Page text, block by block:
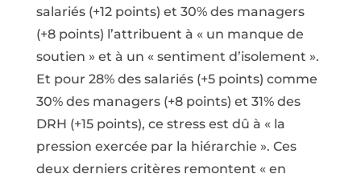
salariés (+12 points) et 30% des managers
(+8 points) l’attribuent à « un manque de
soutien » et à un « sentiment d’isolement ».
Et pour 28% des salariés (+5 points) comme
30% des managers (+8 points) et 31% des
DRH (+15 points), ce stress est dû à « la
pression exercée par la hiérarchie ». Ces
deux derniers critères remontent « en